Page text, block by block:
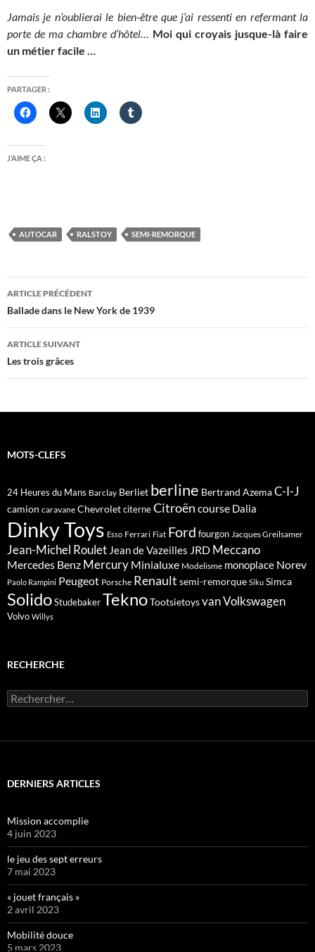
Jamais je n’oublierai le bien-être que j’ai ressenti en refermant la
porte de ma chambre d’hôtel…
Moi qui croyais jusque-là faire
un métier facile …
PARTAGER :
J’AIME ÇA :
AUTOCAR RALSTOY SEMI-REMORQUE
Navigation
des
articles
ARTICLE PRÉCÉDENT
Ballade dans le New York de 1939
ARTICLE SUIVANT
Les trois grâces
MOTS-CLEFS
24 Heures du Mans Barclay Berliet berline Bertrand AzemaC-I-J
camion caravane ChevroletciterneCitroën course Dalia
Dinky Toys Esso Ferrari Fiat Ford fourgon Jacques Greilsamer
Jean-Michel Roulet Jean de Vazeilles JRD Meccano
Mercedes Benz Mercury Minialuxe Modelisme monoplace Norev
Paolo Rampini Peugeot Porsche Renault semi-remorque Siku Simca
SolidoStudebakerTeknoTootsietoysvanVolkswagen
Volvo Willys
RECHERCHE
Rechercher :
DERNIERS ARTICLES
Mission accomplie
4 juin 2023
le jeu des sept erreurs
7 mai 2023
« jouet français »
2 avril 2023
Mobilité douce
5 mars 2023